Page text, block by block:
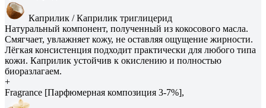
Каприлик / Каприлик триглицерид
Натуральный компонент, полученный из кокосового масла.
Смягчает, увлажняет кожу, не оставляя ощущение жирности.
Лёгкая консистенция подходит практически для любого типа
кожи. Каприлик устойчив к окислению и полностью
биоразлагаем.
+
Fragrance [Парфюмерная композиция 3-7%],